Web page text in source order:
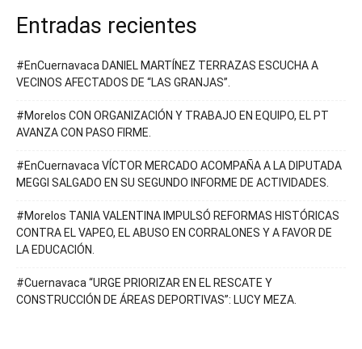
Entradas recientes
#EnCuernavaca DANIEL MARTÍNEZ TERRAZAS ESCUCHA A
VECINOS AFECTADOS DE “LAS GRANJAS”.
#Morelos CON ORGANIZACIÓN Y TRABAJO EN EQUIPO, EL PT
AVANZA CON PASO FIRME.
#EnCuernavaca VÍCTOR MERCADO ACOMPAÑA A LA DIPUTADA
MEGGI SALGADO EN SU SEGUNDO INFORME DE ACTIVIDADES.
#Morelos TANIA VALENTINA IMPULSÓ REFORMAS HISTÓRICAS
CONTRA EL VAPEO, EL ABUSO EN CORRALONES Y A FAVOR DE
LA EDUCACIÓN.
#Cuernavaca “URGE PRIORIZAR EN EL RESCATE Y
CONSTRUCCIÓN DE ÁREAS DEPORTIVAS”: LUCY MEZA.